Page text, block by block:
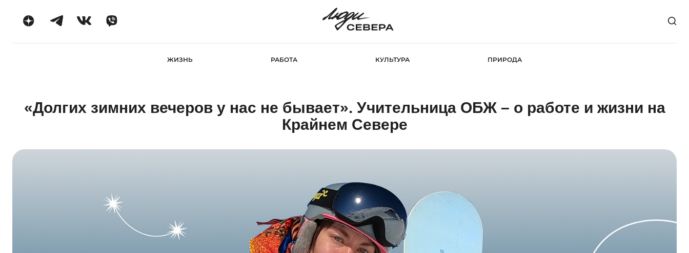
ЖИЗНЬ РАБОТА КУЛЬТУРА ПРИРОДА
«Долгих зимних вечеров у нас не бывает». Учительница ОБЖ – о работе и жизни на
Крайнем Севере